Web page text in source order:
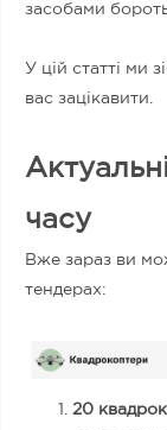
засобами
У цій статті ми
вас зацікавити.
часу
Вже зараз ви
тендерах:
20